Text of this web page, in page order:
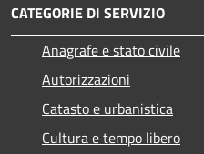
CATEGORIE DI SERVIZIO
Anagrafe e stato civile
Autorizzazioni
Catasto e urbanistica
Cultura e tempo libero